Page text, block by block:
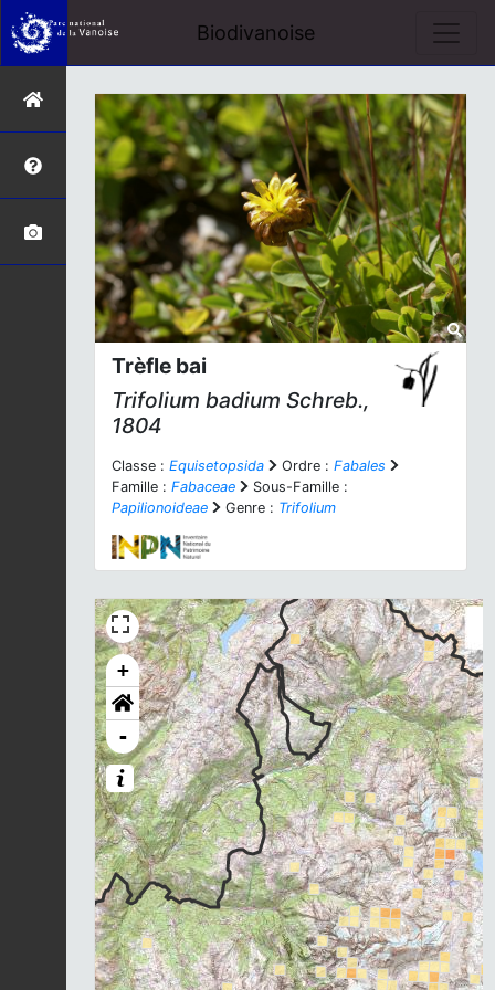
Biodivanoise
Trèfle bai
Trifolium badium Schreb.,
1804
Classe : Equisetopsida Ordre : Fabales
Famille : Fabaceae
Sous-Famille :
Papilionoideae
Genre : Trifolium
+
-